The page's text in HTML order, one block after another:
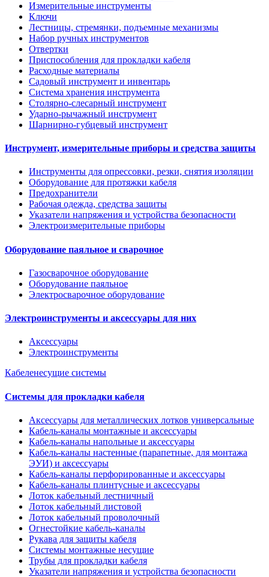
Измерительные инструменты
Ключи
Лестницы, стремянки, подъемные механизмы
Набор ручных инструментов
Отвертки
Приспособления для прокладки кабеля
Расходные материалы
Садовый инструмент и инвентарь
Система хранения инструмента
Столярно-слесарный инструмент
Ударно-рычажный инструмент
Шарнирно-губцевый инструмент
Инструмент, измерительные приборы и средства защиты
Инструменты для опрессовки, резки, снятия изоляции
Оборудование для протяжки кабеля
Предохранители
Рабочая одежда, средства защиты
Указатели напряжения и устройства безопасности
Электроизмерительные приборы
Оборудование паяльное и сварочное
Газосварочное оборудование
Оборудование паяльное
Электросварочное оборудование
Электроинструменты и аксессуары для них
Аксессуары
Электроинструменты
Кабеленесущие системы
Системы для прокладки кабеля
Аксессуары для металлических лотков универсальные
Кабель-каналы монтажные и аксессуары
Кабель-каналы напольные и аксессуары
Кабель-каналы настенные (парапетные, для монтажа
ЭУИ) и аксессуары
Кабель-каналы перфорированные и аксессуары
Кабель-каналы плинтусные и аксессуары
Лоток кабельный лестничный
Лоток кабельный листовой
Лоток кабельный проволочный
Огнестойкие кабель-каналы
Рукава для защиты кабеля
Системы монтажные несущие
Трубы для прокладки кабеля
Указатели напряжения и устройства безопасности